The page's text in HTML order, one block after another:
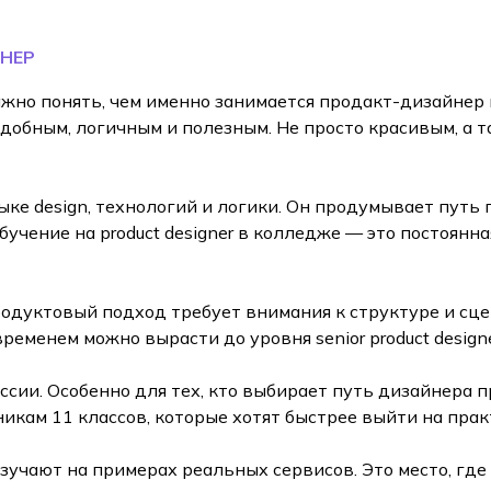
понять, чем именно занимается продакт-дизайнер
логичным и полезным. Не просто красивым, а
design, технологий и логики. Он продумывает путь
на product designer в колледже — это
подход требует внимания к структуре и
можно вырасти до уровня senior product
Особенно для тех, кто выбирает путь дизайнера
11 классов, которые хотят быстрее выйти на
на примерах реальных сервисов. Это место,